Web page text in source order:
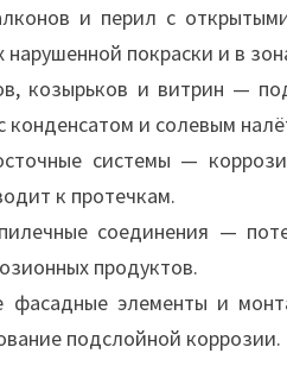
и перил с
нарушенной покраски и в
козырьков и витрин —
конденсатом и солевым
системы —
к протечкам.
соединения —
продуктов.
фасадные элементы и
подслойной коррозии.